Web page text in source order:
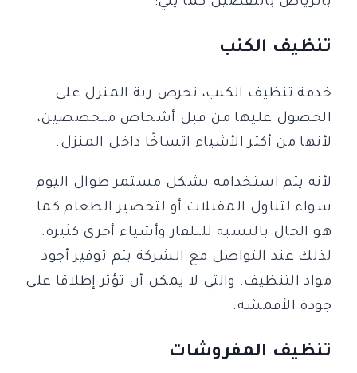
تنظيف الكنب
خدمة تنظيف الكنب، تحرص ربة المنزل على
الحصول عليها من قبل أشخاص متخصصين،
لأنها من أكثر الأشياء اتساخًا داخل المنزل.
لأنه يتم استخدامه بشكل مستمر طوال اليوم
سواء لتناول المقبلات أو لتحضير الطعام كما
هو الحال بالنسبة للتلفاز وأشياء أخرى كثيرة.
لذلك عند التواصل مع الشركة يتم توفير أجود
مواد التنظيف. والتي لا يمكن أن تؤثر إطلاقا على
جودة الأقمشة.
تنظيف المفروشات